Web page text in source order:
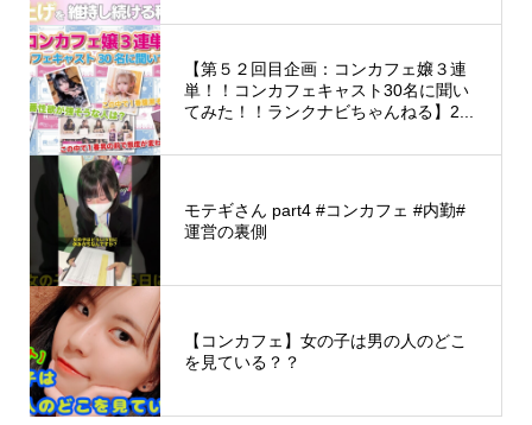
【第５２回目企画：コンカフェ嬢３連
単！！コンカフェキャスト30名に聞い
てみた！！ランクナビちゃんねる】2...
モテギさん part4 #コンカフェ #内勤#
運営の裏側
【コンカフェ】女の子は男の人のどこ
を見ている？？